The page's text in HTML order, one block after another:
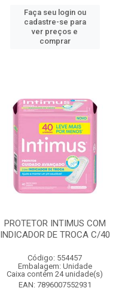
Faça seu login ou
cadastre-se para
ver preços e
comprar
PROTETOR INTIMUS COM
INDICADOR DE TROCA C/40
Código: 554457
Embalagem: Unidade
Caixa contém 24 unidade(s)
EAN: 7896007552931